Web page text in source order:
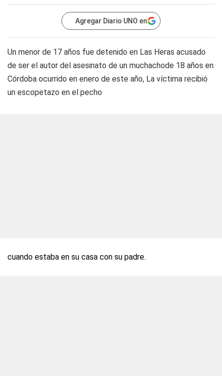
Agregar Diario UNO en
Un menor de 17 años fue detenido en Las Heras acusado
de ser el autor del asesinato de un muchachode 18 años en
Córdoba ocurrido en enero de este año, La víctima recibió
un escopetazo en el pecho
cuando estaba en su casa con su padre.